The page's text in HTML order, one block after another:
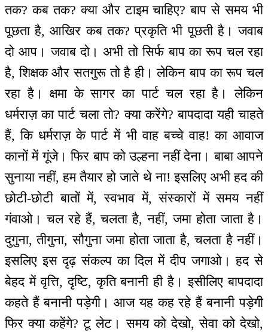
तक? कब तक? क्या और टाइम चाहिए? बाप से समय भी
पूछता है, आखिर कब तक? प्रकृति भी पूछती है। जवाब
दो आप। जवाब दो। अभी तो सिर्फ बाप का रूप चल रहा
है, शिक्षक और सतगुरू तो है ही। लेकिन बाप का रूप चल
रहा है। क्षमा के सागर का पार्ट चल रहा है। लेकिन
धर्मराज़ का पार्ट चला तो? क्या करेंगे? बापदादा यही चाहते
हैं, कि धर्मराज़ के पार्ट में भी वाह बच्चे वाह! का आवाज
कानों में गूंजे। फिर बाप को उल्हना नहीं देना। बाबा आपने
सुनाया नहीं, हम तैयार हो जाते थे ना! इसलिए अभी हद की
छोटी-छोटी बातों में, स्वभाव में, संस्कारों में समय नहीं
गंवाओ। चल रहे हैं, चलता है, नहीं, जमा होता जाता है।
दुगुना, तीगुना, सौगुना जमा होता जाता है, चलता है नहीं।
इसलिए इस दृढ़ संकल्प का दिल में दीप जगाओ। हद से
बेहद में वृत्ति, दृष्टि, कृति बनानी ही है। इसीलिए बापदादा
कहते हैं बनानी पड़ेगी। आज यह कह रहे हैं बनानी पड़ेगी
फिर क्या कहेंगे? टू लेट। समय को देखो, सेवा को देखो,